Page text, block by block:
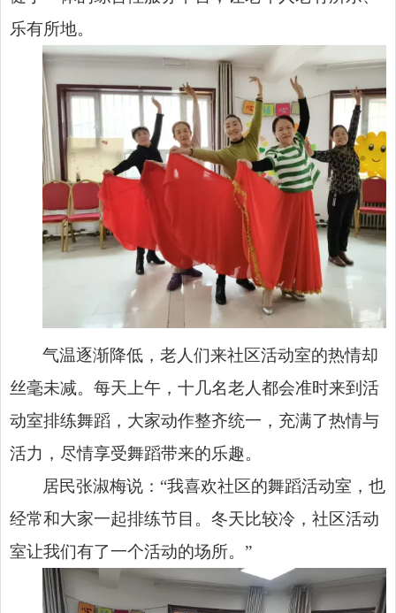
乐有所地。
气温逐渐降低，老人们来社区活动室的热情却
丝毫未减。每天上午，十几名老人都会准时来到活
动室排练舞蹈，大家动作整齐统一，充满了热情与
活力，尽情享受舞蹈带来的乐趣。
居民张淑梅说：“我喜欢社区的舞蹈活动室，也
经常和大家一起排练节目。冬天比较冷，社区活动
室让我们有了一个活动的场所。”